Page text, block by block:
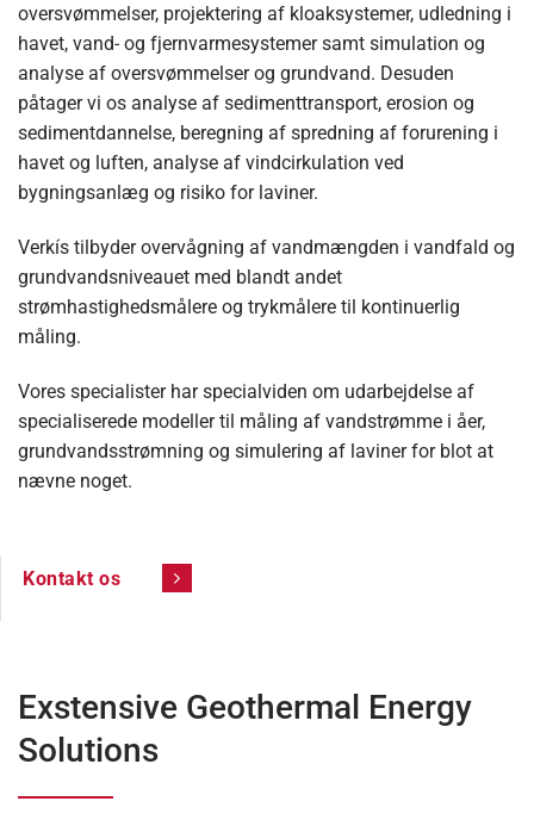
oversvømmelser, projektering af kloaksystemer, udledning i
havet, vand- og fjernvarmesystemer samt simulation og
analyse af oversvømmelser og grundvand. Desuden
påtager vi os analyse af sedimenttransport, erosion og
sedimentdannelse, beregning af spredning af forurening i
havet og luften, analyse af vindcirkulation ved
bygningsanlæg og risiko for laviner.
Verkís tilbyder overvågning af vandmængden i vandfald og
grundvandsniveauet med blandt andet
strømhastighedsmålere og trykmålere til kontinuerlig
måling.
Vores specialister har specialviden om udarbejdelse af
specialiserede modeller til måling af vandstrømme i åer,
grundvandsstrømning og simulering af laviner for blot at
nævne noget.
Kontakt os
Exstensive Geothermal Energy
Solutions